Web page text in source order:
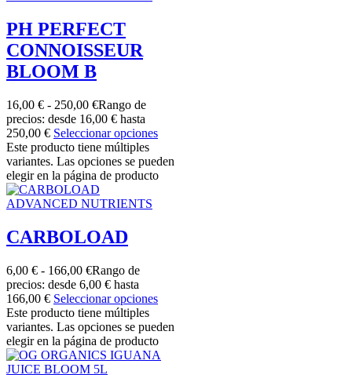
PH PERFECT
CONNOISSEUR
BLOOM B
16,00 € - 250,00 €Rango de
precios: desde 16,00 € hasta
250,00 € Seleccionar opciones
Este producto tiene múltiples
variantes. Las opciones se pueden
elegir en la página de producto
ADVANCED NUTRIENTS
CARBOLOAD
6,00 € - 166,00 €Rango de
precios: desde 6,00 € hasta
166,00 € Seleccionar opciones
Este producto tiene múltiples
variantes. Las opciones se pueden
elegir en la página de producto